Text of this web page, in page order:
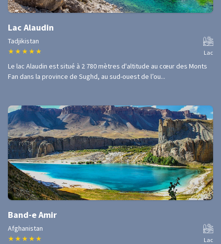
Lac Alaudin
Tadjikistan
★ ★ ★ ★ ★ Lac
Le lac Alaudin est situé à 2 780 mètres d'altitude au cœur des Monts
Fan dans la province de Sughd, au sud-ouest de l’ou...
Band-e Amir
Afghanistan
★ ★ ★ ★ ★ Lac